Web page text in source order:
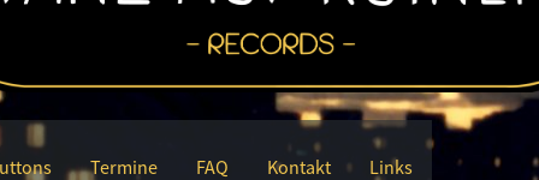
Termine FAQ Kontakt Links